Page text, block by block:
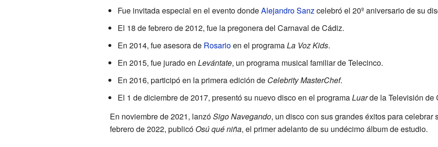
Fue invitada especial en el evento dondeAlejandro Sanzcelebró el 20º aniversario de su
El 18 de febrero de 2012, fue la pregonera del Carnaval de Cádiz.
En 2014, fue asesora de Rosarioen el programaLa Voz Kids.
En 2015, fue jurado en Levántate, un programa musical familiar de Telecinco.
En 2016, participó en la primera edición de Celebrity MasterChef.
El 1 de diciembre de 2017, presentó su nuevo disco en el programaLuarde la Televisión de
En noviembre de 2021, lanzóSigo Navegando, un disco con sus grandes éxitos para celebrar
febrero de 2022, publicó Osú qué niña, el primer adelanto de su undécimo álbum de estudio.